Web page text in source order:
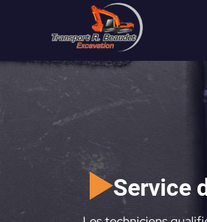
Service